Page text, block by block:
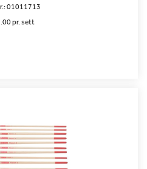
01011713
pr. sett